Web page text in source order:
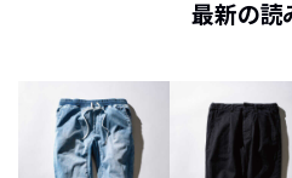
最新の読